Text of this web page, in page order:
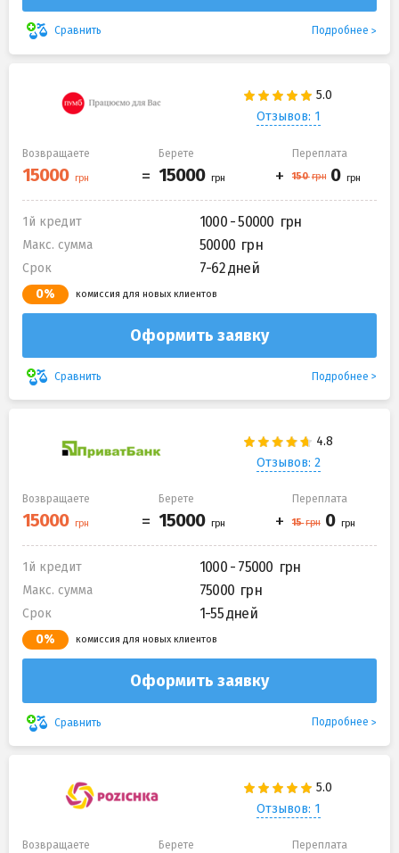
Сравнить Подробнее
Отзывов: 1
Возвращаете Берете Переплата
1й кредит 1000 - 50000
Макс. сумма 50000
Срок 7-62 дней
0% комиссия для новых клиентов
Оформить заявку
Сравнить Подробнее
Отзывов: 2
Возвращаете Берете Переплата
1й кредит 1000 - 75000
Макс. сумма 75000
Срок 1-55 дней
0% комиссия для новых клиентов
Оформить заявку
Сравнить Подробнее
Отзывов: 1
Возвращаете Берете Переплата